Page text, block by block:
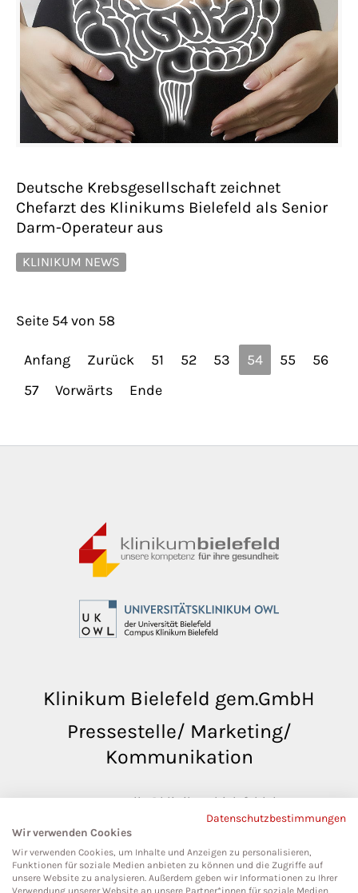
Deutsche Krebsgesellschaft zeichnet
Chefarzt des Klinikums Bielefeld als Senior
Darm-Operateur aus
KLINIKUM NEWS
Seite 54 von 58
Anfang Zurück 51 52 53 54 55
56
57
Vorwärts Ende
Klinikum Bielefeld gem.GmbH
Pressestelle/ Marketing/
Kommunikation
pressestelle@klinikumbielefeld.de
Teutoburger Str. 50
33604 Bielefeld
Datenschutzbestimmungen
Wir verwenden Cookies
Wir verwenden Cookies, um Inhalte und Anzeigen zu personalisieren,
Funktionen für soziale Medien anbieten zu können und die Zugriffe auf
unsere Website zu analysieren. Außerdem geben wir Informationen zu Ihrer
Verwendung unserer Website an unsere Partner*innen für soziale Medien,